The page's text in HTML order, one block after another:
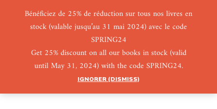
Bénéficiez de 25% de réduction sur tous nos livres en
stock (valable jusqu’au 31 mai 2024) avec le code
SPRING24
Get 25% discount on all our books in stock (valid
until May 31, 2024) with the code SPRING24.
IGNORER (DISMISS)
0 0